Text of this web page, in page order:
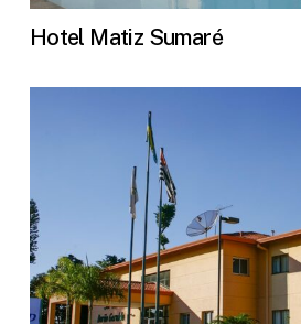
Hotel Matiz Sumaré